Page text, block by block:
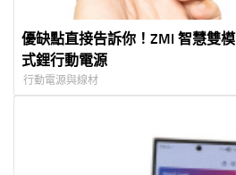
優缺點直接告訴你！ZMI 智慧雙
式鋰行動電源
行動電源與線材